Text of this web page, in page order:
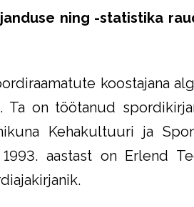
ning -statistika
koostajana
Ta on töötanud
Kehakultuuri ja
aastast on Erlend